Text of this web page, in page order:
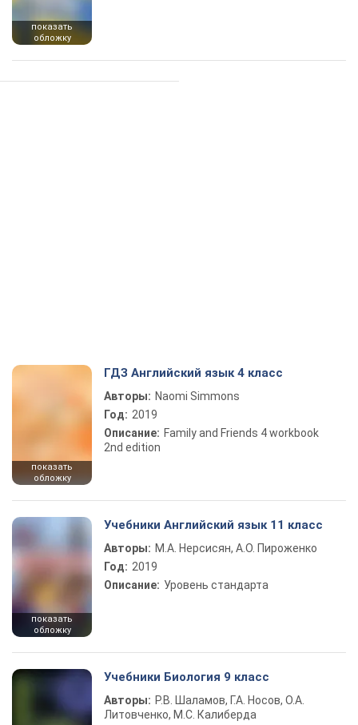
показать
обложку
показать
обложку
ГДЗ Английский язык 4 класс
Авторы: Naomi Simmons
Год: 2019
Описание: Family and Friends 4 workbook
2nd edition
показать
обложку
Учебники Английский язык 11 класс
Авторы: М.А. Нерсисян, А.О. Пироженко
Год: 2019
Описание: Уровень стандарта
Учебники Биология 9 класс
Авторы: Р.В. Шаламов, Г.А. Носов, О.А.
Литовченко, М.С. Калиберда